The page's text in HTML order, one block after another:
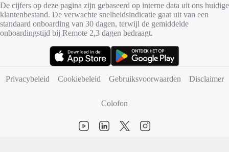
De cijfers op deze pagina zijn gebaseerd op interne data uit ons huidige
klantenbestand. De verwachte snelheidsindicatie gaat uit van een
standaard onboarding van 30 dagen, terwijl de gemiddelde
onboardingstijd bij Remote 2,3 dagen bedraagt.
Privacybeleid
Cookiebeleid Gebruiksvoorwaarden Disclaimer
Colofon